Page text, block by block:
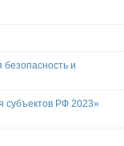
и
субъектов РФ 2023»